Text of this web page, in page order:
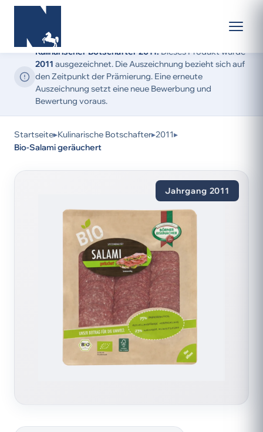
Kulinarischer Botschafter 2011:Dieses Produkt wurde
2011 ausgezeichnet. Die Auszeichnung bezieht sich auf
den Zeitpunkt der Prämierung. Eine erneute
Auszeichnung setzt eine neue Bewerbung und
Bewertung voraus.
Startseite▸Kulinarische Botschafter▸2011▸
Bio-Salami geräuchert
Jahrgang 2011